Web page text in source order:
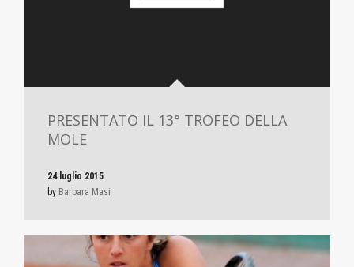
PRESENTATO IL 13° TROFEO DELLA
MOLE
24 luglio 2015
by Barbara Masi